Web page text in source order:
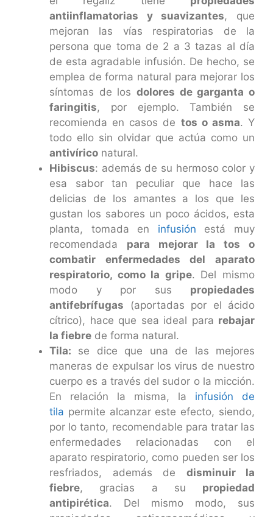
antiinflamatorias y suavizantes, que
mejoran las vías respiratorias de la
persona que toma de 2 a 3 tazas al día
de esta agradable infusión. De hecho, se
emplea de forma natural para mejorar los
síntomas de los dolores de garganta o
faringitis, por ejemplo. También se
recomienda en casos de tos o asma. Y
todo ello sin olvidar que actúa como un
antivírico natural.
Hibiscus: además de su hermoso color y
esa sabor tan peculiar que hace las
delicias de los amantes a los que les
gustan los sabores un poco ácidos, esta
planta, tomada en infusión está muy
recomendada para mejorar la tos o
combatir enfermedades del aparato
respiratorio, como la gripe. Del mismo
modo y por sus propiedades
antifebrífugas (aportadas por el ácido
cítrico), hace que sea ideal para rebajar
la fiebre de forma natural.
Tila: se dice que una de las mejores
maneras de expulsar los virus de nuestro
cuerpo es a través del sudor o la micción.
En relación la misma, la infusión de
tila permite alcanzar este efecto, siendo,
por lo tanto, recomendable para tratar las
enfermedades relacionadas con el
aparato respiratorio, como pueden ser los
resfriados, además de disminuir la
fiebre, gracias a su propiedad
antipirética. Del mismo modo, sus